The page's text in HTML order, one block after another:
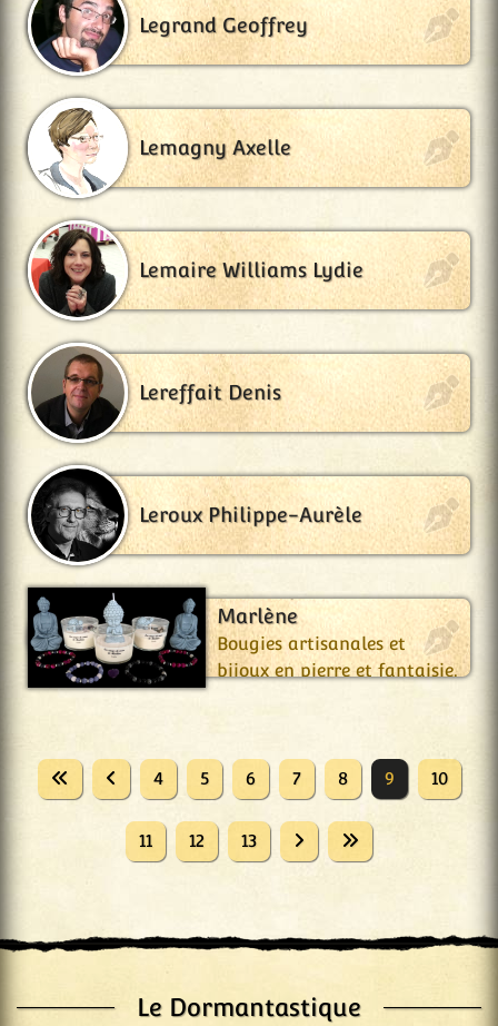
Le Dormantastique
Legrand Geoffrey
Lemagny Axelle
Lemaire Williams Lydie
Lereffait Denis
Leroux Philippe-Aurèle
Marlène
Bougies artisanales et
bijoux en pierre et fantaisie.
4 5 6 7 8 9 10
11 12 13